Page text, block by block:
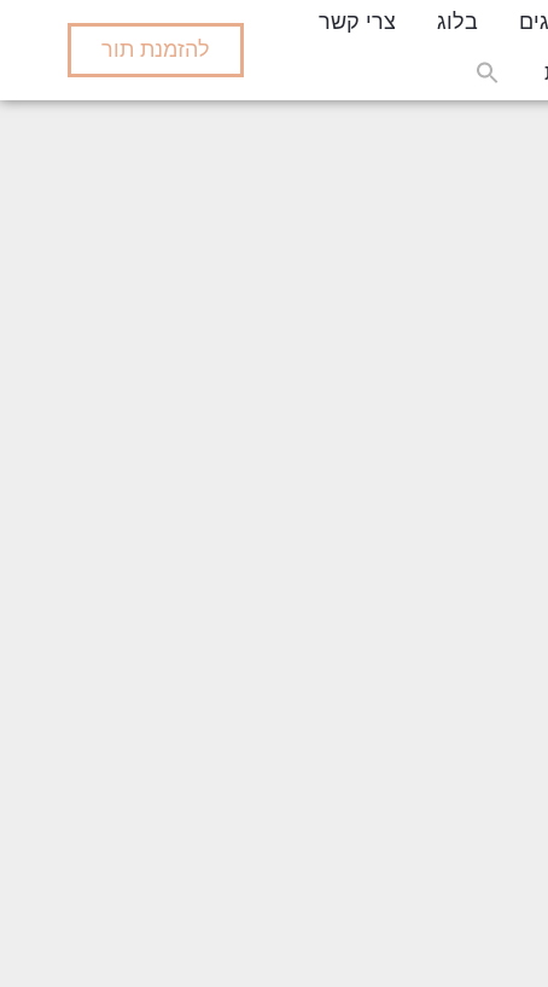
בלוג צרי קשר
Search
Search
להזמנת תור